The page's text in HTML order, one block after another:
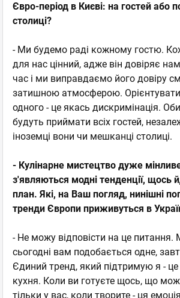
Євро-період в Києві: на гостей або
столиці?
- Ми будемо раді кожному гостю.
для нас цінний, адже він довіряє
час і ми виправдаємо його довіру
затишною атмосферою.
одного - це якась дискримінація.
будуть приймати всіх гостей,
іноземці вони чи мешканці столиці.
- Кулінарне мистецтво дуже
з'являються модні тенденції, щось
план. Які, на Ваш погляд, нинішні
тренди Європи приживуться в
- Не можу відповісти на це питання.
сьогодні вам подобається одне,
Єдиний тренд, який підтримую я -
кухня. Коли ви готуєте щось, що
тільки у вас, коли творите - ця